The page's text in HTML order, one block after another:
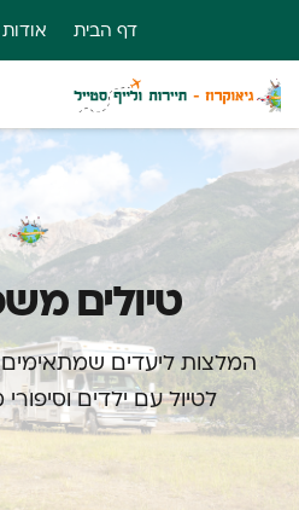
דף הבית אודות
טיולים
המלצות ליעדים
לטיול עם ילדים